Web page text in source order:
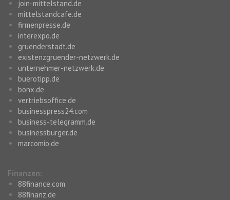
join-mittelstand.de
mittelstandcafe.de
firmenpresse.de
interexpo.de
gruenderstadt.de
existenzgruender-netzwerk.de
unternehmer-netzwerk.de
buerotipp.de
bonx.de
vertriebsoffice.de
businesspress24.com
business-telegramm.de
businessburger.de
marcomio.de
Finanzen:
88finance.com
88finanz.de